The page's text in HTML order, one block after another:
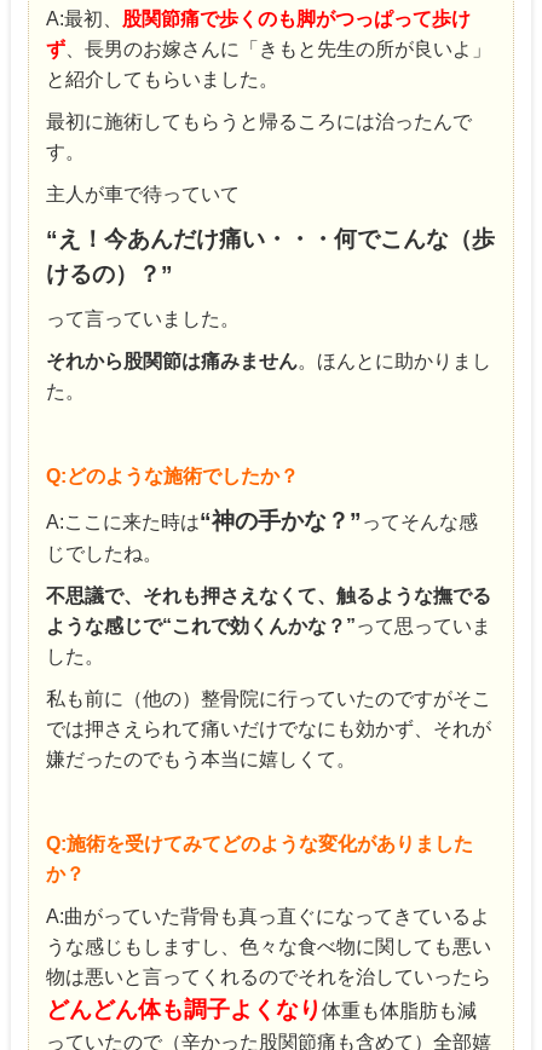
A:最初、 股関節痛で歩くのも脚がつっぱって歩け
ず 、長男のお嫁さんに「きもと先生の所が良いよ」
と紹介してもらいました。
最初に施術してもらうと帰るころには治ったんで
す。
主人が車で待っていて
“え！今あんだけ痛い・・・何でこんな（歩
けるの）？”
って言っていました。
それから股関節は痛みません。ほんとに助かりまし
た。
Q:どのような施術でしたか？
A:ここに来た時は“神の手かな？” ってそんな感
じでしたね。
不思議で、それも押さえなくて、触るような撫でる
ような感じで“これで効くんかな？”って思っていま
した。
私も前に（他の）整骨院に行っていたのですがそこ
では押さえられて痛いだけでなにも効かず、それが
嫌だったのでもう本当に嬉しくて。
Q:施術を受けてみてどのような変化がありました
か？
A:曲がっていた背骨も真っ直ぐになってきているよ
うな感じもしますし、色々な食べ物に関しても悪い
物は悪いと言ってくれるのでそれを治していったら
どんどん体も調子よくなり体重も体脂肪も減
っていたので（辛かった股関節痛も含めて）全部嬉